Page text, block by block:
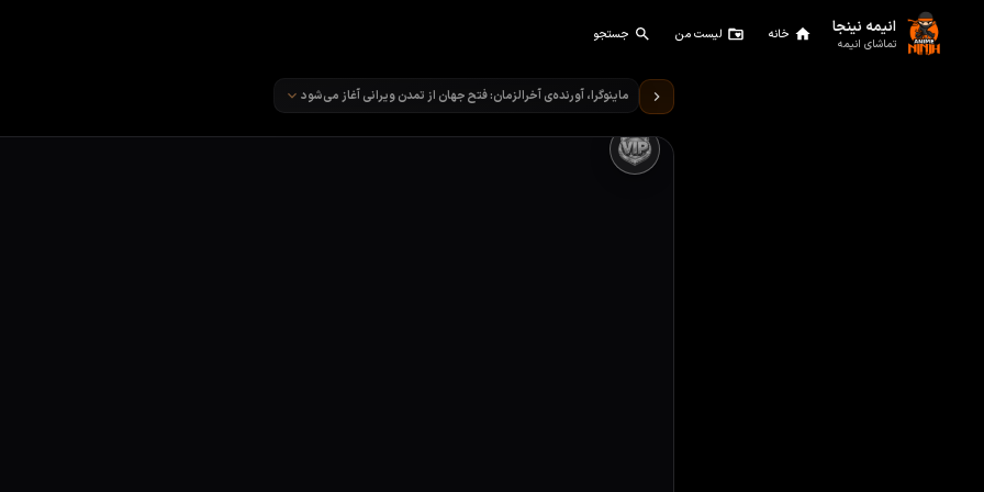
انیمه نینجا
تماشای انیمه
خانه لیست من جستجو
تماشای انیمه ماینوگرا، آورنده‌ی آخرالزمان قسمت 6
ماینوگرا، آورنده‌ی آخرالزمان: فتح جهان از تمدن ویرانی آغاز می‌شود